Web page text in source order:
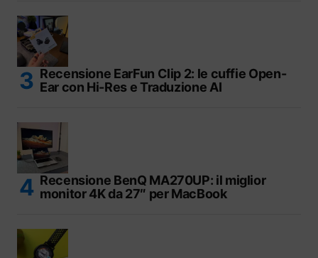
Recensione EarFun Clip 2: le cuffie Open-
Ear con Hi-Res e Traduzione AI
Recensione BenQ MA270UP: il miglior
monitor 4K da 27″ per MacBook